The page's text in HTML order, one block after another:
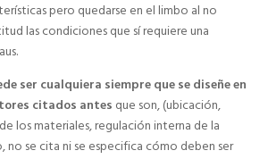
pero quedarse en el limbo al no
las condiciones que sí requiere una
ser cualquiera siempre que se diseñe en
citados antes que son, (ubicación,
los materiales, regulación interna de la
no se cita ni se especifica cómo deben ser